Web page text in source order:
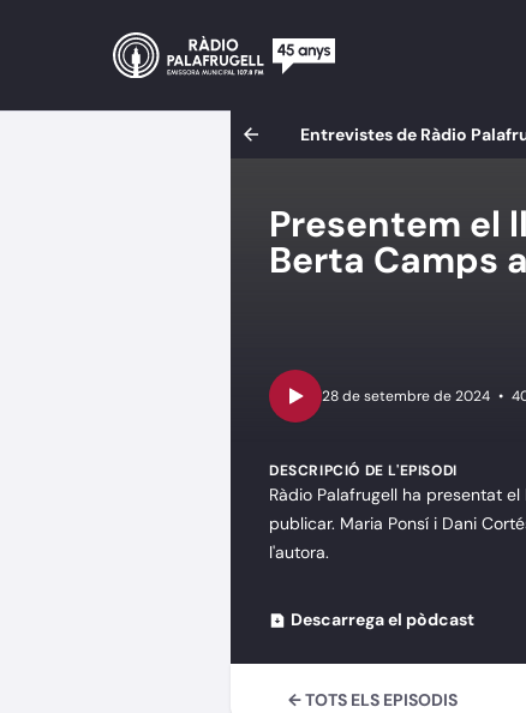
Entrevistes de Ràdio
Presentem el
Berta Camps
•
DESCRIPCIÓ DE L'EPISODI
Ràdio Palafrugell ha presentat
publicar. Maria Ponsí i Dani
l'autora.
Descarrega el pòdcast
← TOTS ELS EPISODIS